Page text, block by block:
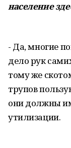
население
- Да, многие
дело рук
тому же
трупов
они должны
утилизации.